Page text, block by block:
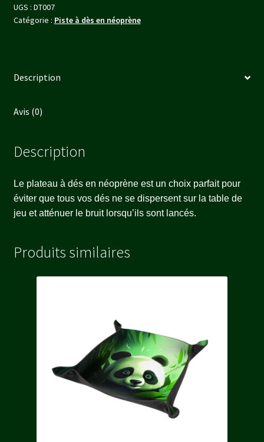
UGS : DT007
Catégorie : Piste à dès en néoprène
Description
Avis (0)
Description
Le plateau à dés en néoprène est un choix parfait pour
éviter que tous vos dés ne se dispersent sur la table de
jeu et atténuer le bruit lorsqu’ils sont lancés.
Produits similaires